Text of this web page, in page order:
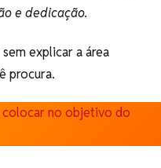
e dedicação.
explicar a área
procura.
colocar no objetivo do